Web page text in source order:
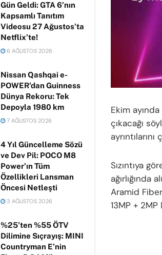
Gün Geldi: GTA 6’nın
Kapsamlı Tanıtım
Videosu 27 Ağustos’ta
Netflix’te!
6 AĞUSTOS 2026
Nissan Qashqai e-
POWER’dan Guinness
Dünya Rekoru: Tek
Depoyla 1980 km
7 AĞUSTOS 2026
4 Yıl Güncelleme Sözü
ve Dev Pil: POCO M8
Power’ın Tüm
Özellikleri Lansman
Öncesi Netleşti
3 AĞUSTOS 2026
%25’ten %55 ÖTV
Dilimine Sıçrayış: MINI
Countryman E’nin
Ekim
çıkacağı
Sızıntıya
Aramid
13MP +